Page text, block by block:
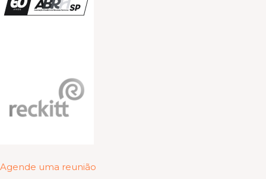
Agende uma reunião